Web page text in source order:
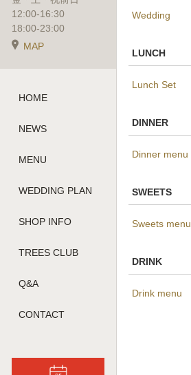
12:00-16:30
18:00-23:00
MAP
HOME
NEWS
MENU
WEDDING PLAN
SHOP INFO
TREES CLUB
Q&A
CONTACT
Wedding
LUNCH
Lunch Set
DINNER
Dinner menu
SWEETS
Sweets menu
DRINK
Drink menu